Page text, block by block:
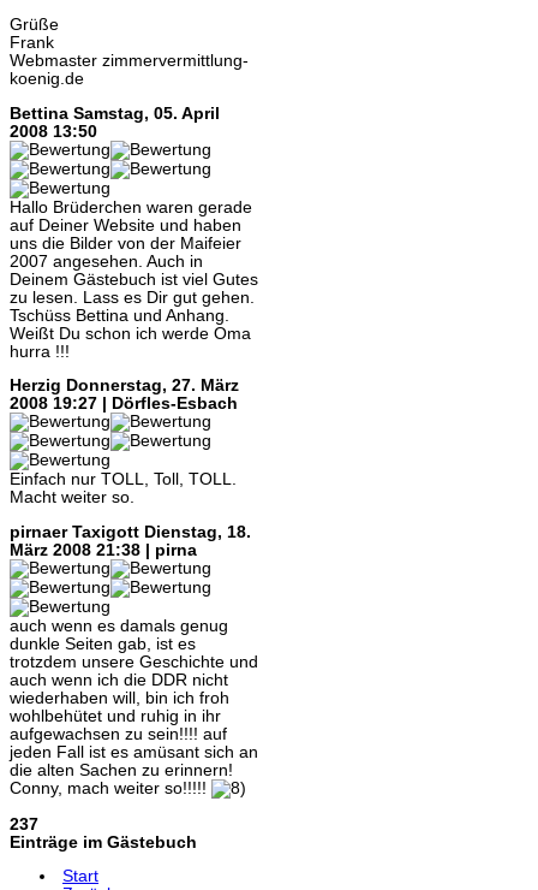
Grüße
Frank
Webmaster zimmervermittlung-
koenig.de
Bettina Samstag, 05. April
2008 13:50
Hallo Brüderchen waren gerade
auf Deiner Website und haben
uns die Bilder von der Maifeier
2007 angesehen. Auch in
Deinem Gästebuch ist viel Gutes
zu lesen. Lass es Dir gut gehen.
Tschüss Bettina und Anhang.
Weißt Du schon ich werde Oma
hurra !!!
Herzig Donnerstag, 27. März
2008 19:27 | Dörfles-Esbach
Einfach nur TOLL, Toll, TOLL.
Macht weiter so.
pirnaer Taxigott Dienstag, 18.
März 2008 21:38 | pirna
auch wenn es damals genug
dunkle Seiten gab, ist es
trotzdem unsere Geschichte und
auch wenn ich die DDR nicht
wiederhaben will, bin ich froh
wohlbehütet und ruhig in ihr
aufgewachsen zu sein!!!! auf
jeden Fall ist es amüsant sich an
die alten Sachen zu erinnern!
Conny, mach weiter so!!!!!
237
Einträge im Gästebuch
Start